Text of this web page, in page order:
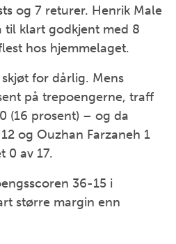
og 7 returer. Henrik Male
til klart godkjent med 8
hos hjemmelaget.
for dårlig. Mens
på trepoengerne, traff
(16 prosent) – og da
og Ouzhan Farzaneh 1
0 av 17.
36-15 i
større margin enn